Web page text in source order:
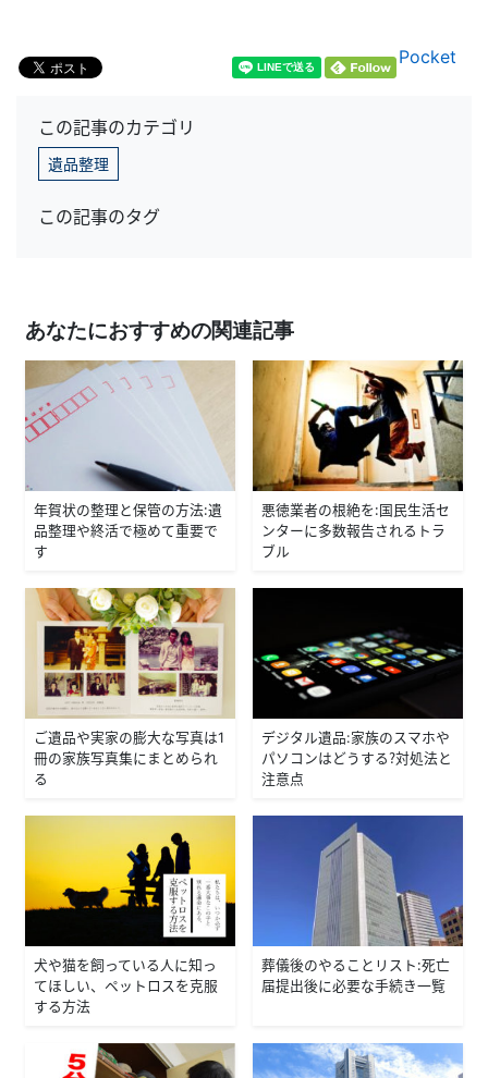
Pocket
この記事のカテゴリ
遺品整理
この記事のタグ
あなたにおすすめの関連記事
年賀状の整理と保管の方法：遺
品整理や終活で極めて重要で
す
悪徳業者の根絶を：国民生活セ
ンターに多数報告されるトラ
ブル
ご遺品や実家の膨大な写真は1
冊の家族写真集にまとめられ
る
デジタル遺品:家族のスマホや
パソコンはどうする？対処法と
注意点
犬や猫を飼っている人に知っ
てほしい、ペットロスを克服
する方法
葬儀後のやることリスト：死亡
届提出後に必要な手続き一覧